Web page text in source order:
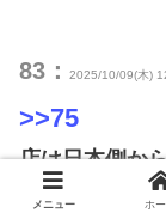
83： 2025/10/09(木)
>>75
店は日本側か
シャッター開
メニュー ホ